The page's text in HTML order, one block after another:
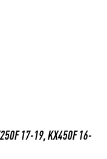
17-19, KX450F 16-